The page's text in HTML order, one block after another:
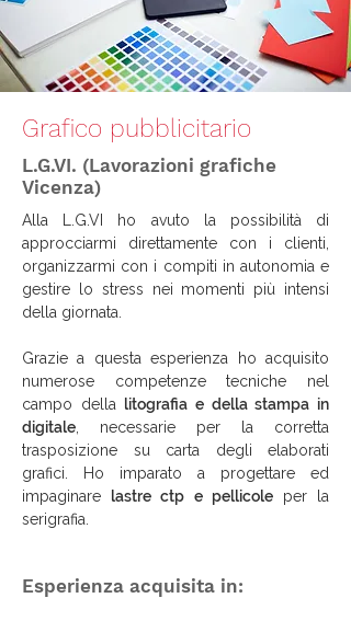
Grafico pubblicitario
L.G.VI. (Lavorazioni grafiche
Vicenza)
Alla L.G.VI ho avuto la possibilità di
approcciarmi direttamente con i clienti,
organizzarmi con i compiti in autonomia e
gestire lo stress nei momenti più intensi
della giornata.
Grazie a questa esperienza ho acquisito
numerose competenze tecniche nel
campo della
litografia e della stampa in
digitale , necessarie per la corretta
trasposizione su carta degli elaborati
grafici.
Ho imparato a progettare ed
impaginare
lastre ctp e pellicoleper la
serigrafia.
Esperienza acquisita in: